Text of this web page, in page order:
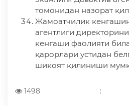
томонидан назорат
Жамоатчилик
агентлиги
кенгаши фаолияти
қарорлари устидан
шикоят қилиниши
1498 :